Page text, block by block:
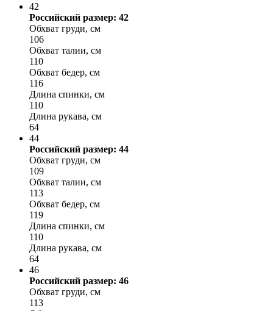
42
Российский размер: 42
Обхват груди, см
106
Обхват талии, см
110
Обхват бедер, см
116
Длина спинки, см
110
Длина рукава, см
64
44
Российский размер: 44
Обхват груди, см
109
Обхват талии, см
113
Обхват бедер, см
119
Длина спинки, см
110
Длина рукава, см
64
46
Российский размер: 46
Обхват груди, см
113